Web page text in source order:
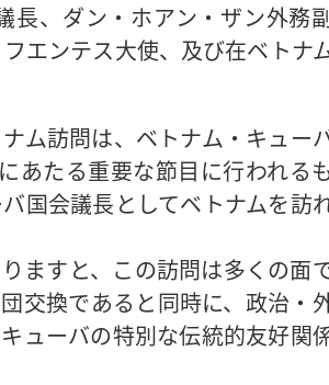
長、ダン・ホアン・ザン外務
エンテス大使、及び在ベトナ
ム訪問は、ベトナム・キュー
あたる重要な節目に行われる
国会議長としてベトナムを訪
ますと、この訪問は多くの面
交換であると同時に、政治・
ューバの特別な伝統的友好関